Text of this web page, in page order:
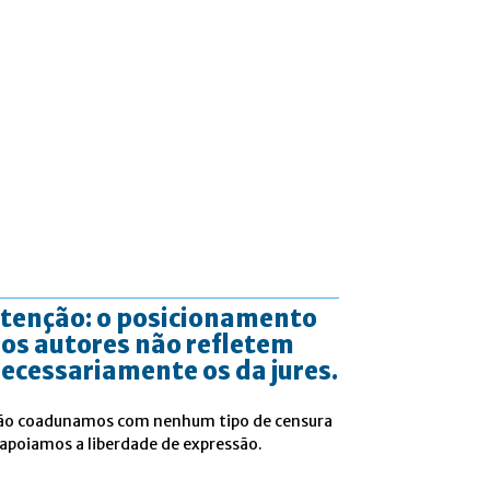
o posicionamento
autores não refletem
os da jures.
coadunamos com nenhum tipo de censura
a liberdade de expressão.